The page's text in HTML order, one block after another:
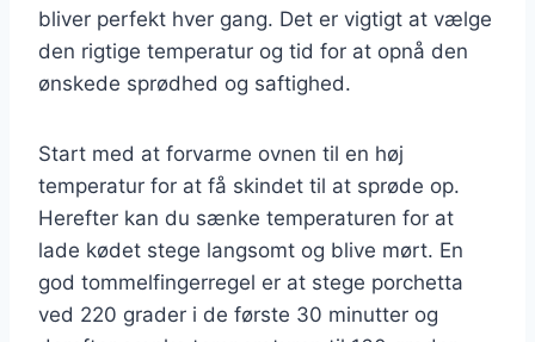
bliver perfekt hver gang. Det er vigtigt at vælge
den rigtige temperatur og tid for at opnå den
ønskede sprødhed og saftighed.
Start med at forvarme ovnen til en høj
temperatur for at få skindet til at sprøde op.
Herefter kan du sænke temperaturen for at
lade kødet stege langsomt og blive mørt. En
god tommelfingerregel er at stege porchetta
ved 220 grader i de første 30 minutter og